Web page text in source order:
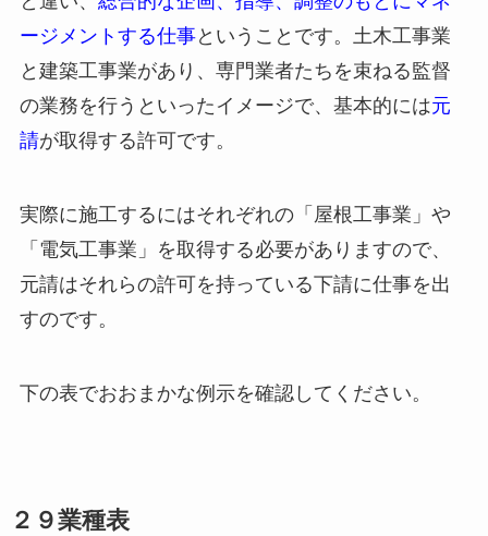
ージメントする仕事ということです。土木工事業
と建築工事業があり、専門業者たちを束ねる監督
の業務を行うといったイメージで、基本的には元
請が取得する許可です。
実際に施工するにはそれぞれの「屋根工事業」や
「電気工事業」を取得する必要がありますので、
元請はそれらの許可を持っている下請に仕事を出
すのです。
下の表でおおまかな例示を確認してください。
２９業種表